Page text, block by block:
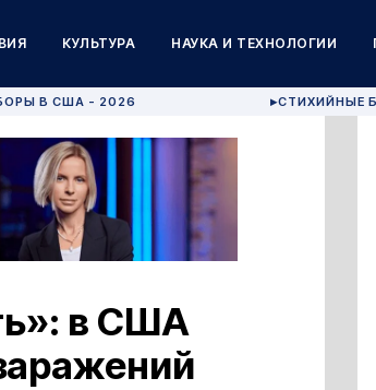
КУЛЬТУРА НАУКА И ТЕХНОЛОГИИ
В США - 2026 ▶СТИХИЙНЫЕ
в США